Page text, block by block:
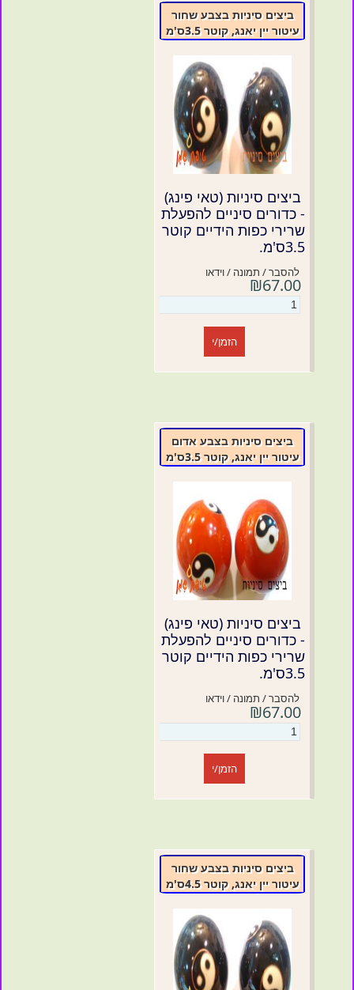
ביצים סיניות בצבע שחור
עיטור יין יאנג, קוטר 3.5ס'מ
ביצים סיניות (טאי פינג)
- כדורים סיניים להפעלת
שרירי כפות הידיים קוטר
3.5ס'מ.
להסבר / תמונה / וידאו
₪67.00
הזמן/י
ביצים סיניות בצבע אדום
עיטור יין יאנג, קוטר 3.5ס'מ
ביצים סיניות (טאי פינג)
- כדורים סיניים להפעלת
שרירי כפות הידיים קוטר
3.5ס'מ.
להסבר / תמונה / וידאו
₪67.00
הזמן/י
ביצים סיניות בצבע שחור
עיטור יין יאנג, קוטר 4.5ס'מ